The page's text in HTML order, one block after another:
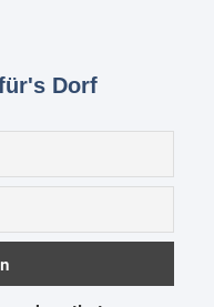
Dorf